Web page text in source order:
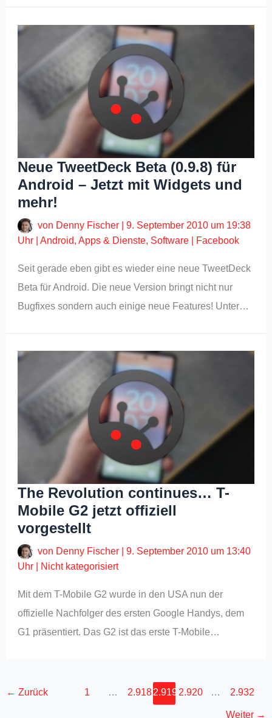
Neue TweetDeck Beta (0.9.8) für
Android – Jetzt mit Widgets und
mehr!
von Denny Fischer |9. September 2010 um 19:38
Uhr |Android,Apps & Dienste, Software Facebook
Seit gerade eben gibt es wieder eine neue TweetDeck
Beta für Android. Die neue Version bringt nicht nur
Bugfixes sondern auch einige neue Features! Unter…
The Revolution continues… T-
Mobile G2 jetzt offiziell
vorgestellt
von Denny Fischer |9. September 2010 um 13:40
Uhr
Nicht kategorisiert
Mit dem T-Mobile G2 wurde in den USA nun der
offizielle Nachfolger des ersten Google Handys, dem
G1 präsentiert. Das G2 ist das erste T-Mobile…
← Zurück 1 … 2.918 2.919 2.920 … 2.932
Weiter →